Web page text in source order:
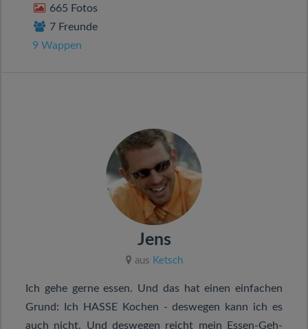
665 Fotos
7 Freunde
9 Wappen
Jens
aus Ketsch
Ich gehe gerne essen. Und das hat einen einfachen
Grund: Ich HASSE Kochen - deswegen kann ich es
auch nicht. Und deswegen reicht mein Essen-Geh-